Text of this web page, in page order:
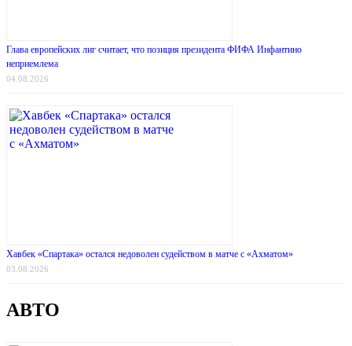
Глава европейских лиг считает, что позиция президента ФИФА Инфантино
неприемлема
04.08.2026
Хавбек «Спартака» остался недоволен судейством в матче с «Ахматом»
03.08.2026
АВТО